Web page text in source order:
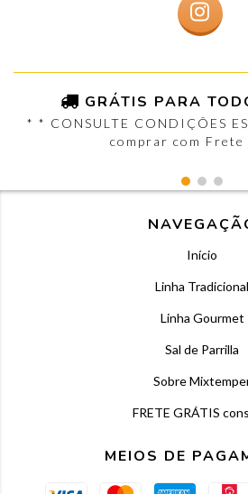
GRÁTIS PARA
* * CONSULTE CONDIÇÕES
comprar com
Início
Linha Tradicional
Linha Gourmet
Sal de Parrilla
Sobre
FRETE GRÁTIS
MEIOS DE